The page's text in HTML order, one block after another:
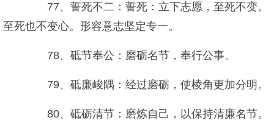
77、誓死不二：誓死：立下志愿，至死不变。
至死也不变心。形容意志坚定专一。
78、砥节奉公：磨砺名节，奉行公事。
79、砥廉峻隅：经过磨砺，使棱角更加分明。
80、砥砺清节：磨炼自己，以保持清廉名节。